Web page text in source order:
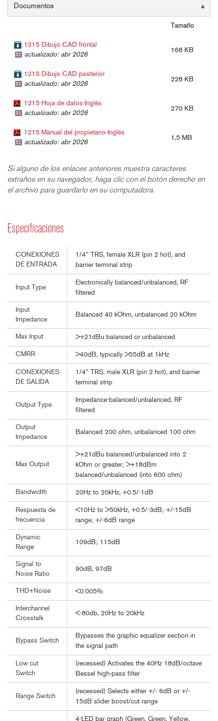
Documentos
Tamaño
1215 Dibujo CAD frontal
actualizado: abr 2026
168 KB
1215 Dibujo CAD posterior
actualizado: abr 2026
228 KB
1215 Hoja de datos-Inglés
actualizado: abr 2026
270 KB
1215 Manual del propietario-Inglés
actualizado: abr 2026
1,5 MB
Si alguno de los enlaces anteriores muestra caracteres
extraños en su navegador, haga clic con el botón derecho en
el archivo para guardarlo en su computadora.
Especificaciones
CONEXIONES
DE ENTRADA
1/4" TRS, female XLR (pin 2 hot), and
barrier terminal strip
Input Type
Electronically balanced/unbalanced, RF
filtered
Input
Impedance
Balanced 40 kOhm, unbalanced 20 kOhm
Max Input >+21dBu balanced or unbalanced
CMRR >40dB, typically >55dB at 1kHz
CONEXIONES
DE SALIDA
1/4" TRS, male XLR (pin 2 hot), and barrier
terminal strip
Output Type
Impedance-balanced/unbalanced, RF
filtered
Output
Impedance
Balanced 200 ohm, unbalanced 100 ohm
Max Output
>+21dBu balanced/unbalanced into 2
kOhm or greater; >+18dBm
balanced/unbalanced (into 600 ohm)
Bandwidth 20Hz to 20kHz, +0.5/-1dB
Respuesta de
frecuencia
<10Hz to >50kHz, +0.5/-3dB; +/-15dB
range; +/-6dB range
Dynamic
Range
109dB; 115dB
Signal to
Noise Ratio
90dB, 97dB
THD+Noise <0.005%
Interchannel
Crosstalk
<-80db, 20Hz to 20kHz
Bypass Switch
Bypasses the graphic equalizer section in
the signal path
Low cut
Switch
(recessed) Activates the 40Hz 18dB/octave
Bessel high-pass filter
Range Switch
(recessed) Selects either +/- 6dB or +/-
15dB slider boost/cut range
4-LED bar graph (Green, Green, Yellow,